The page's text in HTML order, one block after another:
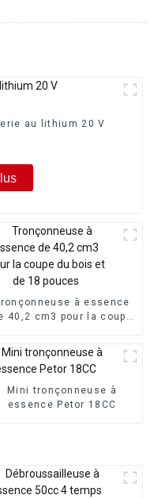
au lithium 20 V
à essence
40,2 cm3 pour la coupe
Mini tronçonneuse à
essence Petor 18CC